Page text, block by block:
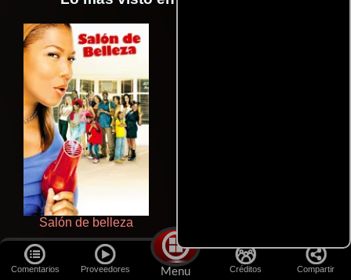
Comentarios Proveedores Menu Créditos Compartir
Salón de belleza